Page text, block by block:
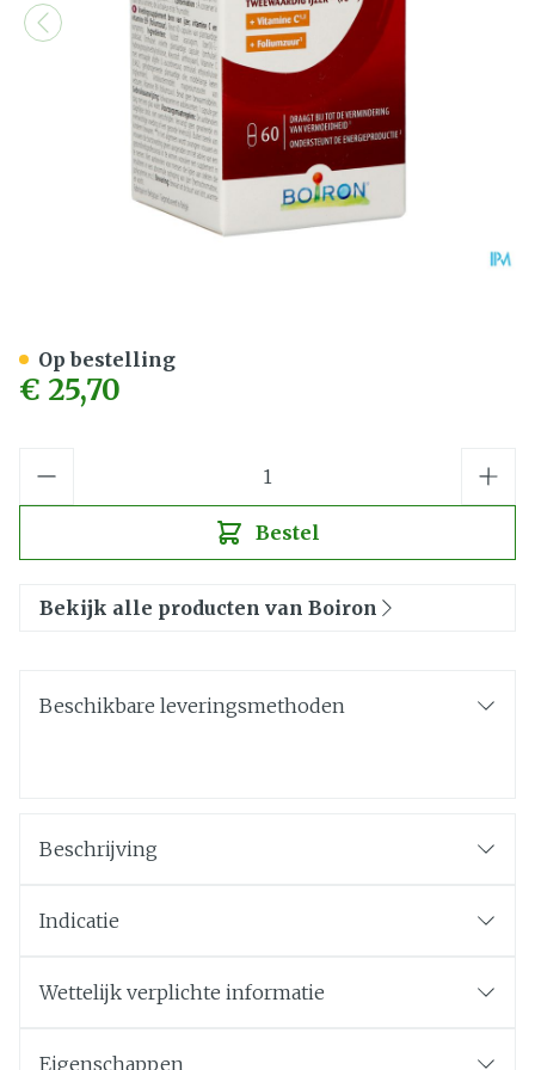
€ 25,70
Bestel
Op bestelling
Bekijk alle producten van Boiron
Beschikbare leveringsmethoden
Beschrijving
Indicatie
Wettelijk verplichte informatie
Eigenschappen